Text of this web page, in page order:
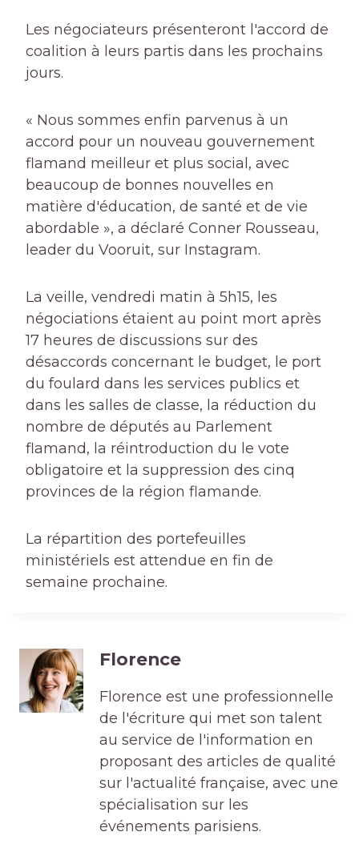
Les négociateurs présenteront l'accord de
coalition à leurs partis dans les prochains
jours.
« Nous sommes enfin parvenus à un
accord pour un nouveau gouvernement
flamand meilleur et plus social, avec
beaucoup de bonnes nouvelles en
matière d'éducation, de santé et de vie
abordable », a déclaré Conner Rousseau,
leader du Vooruit, sur Instagram.
La veille, vendredi matin à 5h15, les
négociations étaient au point mort après
17 heures de discussions sur des
désaccords concernant le budget, le port
du foulard dans les services publics et
dans les salles de classe, la réduction du
nombre de députés au Parlement
flamand, la réintroduction du le vote
obligatoire et la suppression des cinq
provinces de la région flamande.
La répartition des portefeuilles
ministériels est attendue en fin de
semaine prochaine.
Florence
Florence est une professionnelle
de l'écriture qui met son talent
au service de l'information en
proposant des articles de qualité
sur l'actualité française, avec une
spécialisation sur les
événements parisiens.